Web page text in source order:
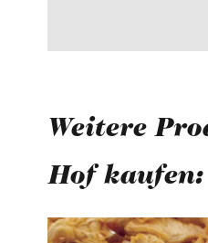
Weitere
Hof kaufen:
Produktgalerie